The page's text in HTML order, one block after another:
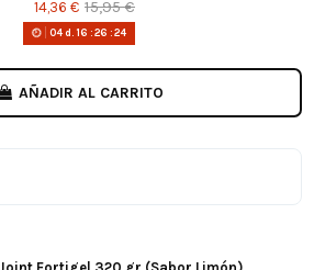
14,36 € 15,95 €
04d. 16 :26 :24
AÑADIR AL CARRITO